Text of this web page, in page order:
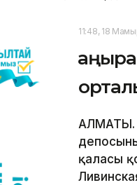
11:48, 18
АЛМАТЫ.
қаласы